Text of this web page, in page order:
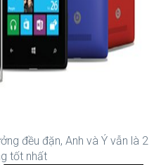
đều đặn, Anh và Ý vẫn là 2
tốt nhất